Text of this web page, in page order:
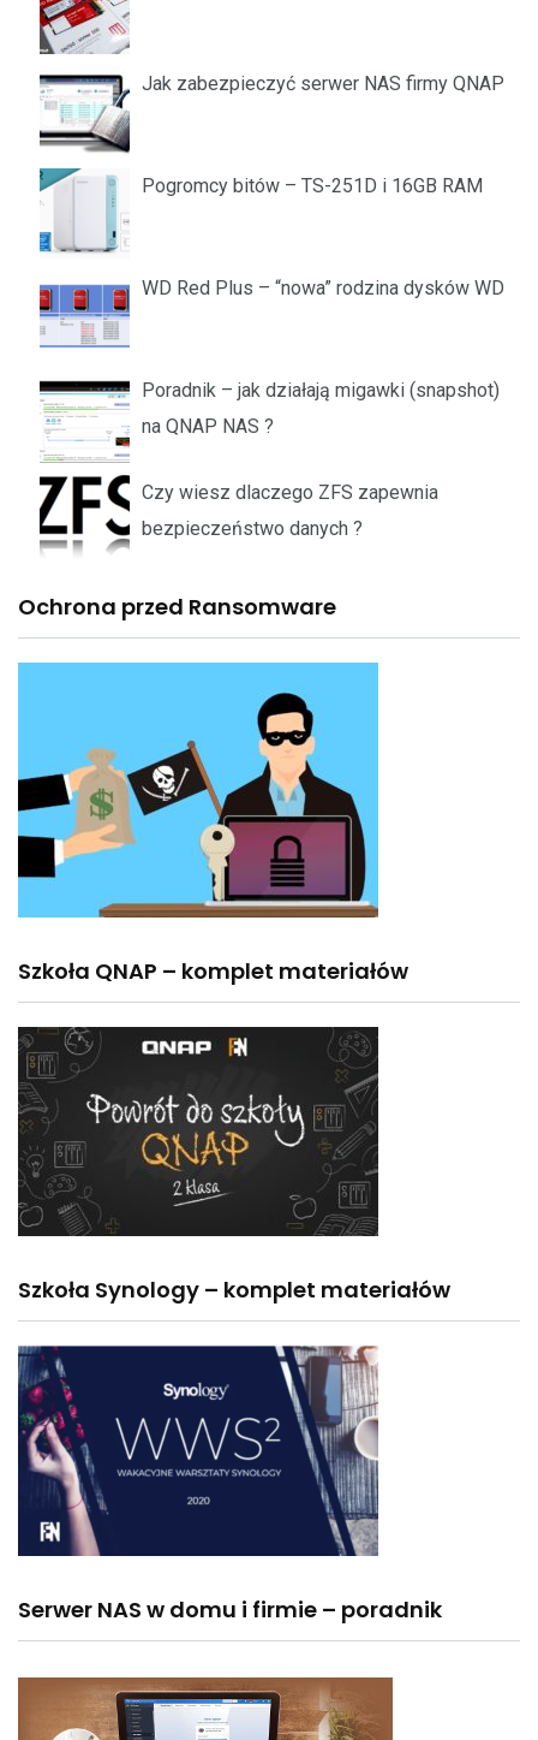
Jak zabezpieczyć serwer NAS firmy QNAP
Pogromcy bitów – TS-251D i 16GB RAM
WD Red Plus – “nowa” rodzina dysków WD
Poradnik – jak działają migawki (snapshot)
na QNAP NAS ?
Czy wiesz dlaczego ZFS zapewnia
bezpieczeństwo danych ?
Ochrona przed Ransomware
Szkoła QNAP – komplet materiałów
Szkoła Synology – komplet materiałów
Serwer NAS w domu i firmie – poradnik